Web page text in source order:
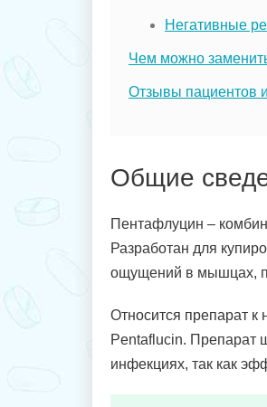
Негативные
Чем можно
Отзывы пациентов
Общие
Пентафлуцин –
Разработан для
ощущений в мышцах,
Относится препарат
Pentaflucin. Препарат
инфекциях, так как